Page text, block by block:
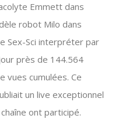
Emmett dans
robot Milo dans
Sex-Sci interpréter par
près de 144.564
vues cumulées. Ce
un live exceptionnel
ont participé.